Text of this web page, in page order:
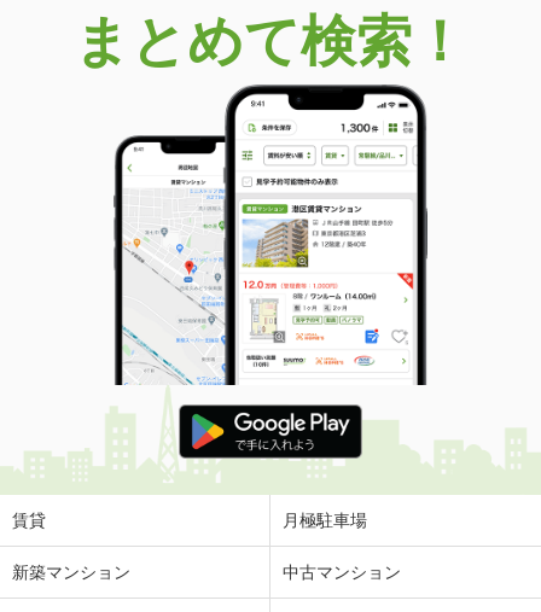
まとめて検索！
賃貸 月極駐車場
新築マンション 中古マンション